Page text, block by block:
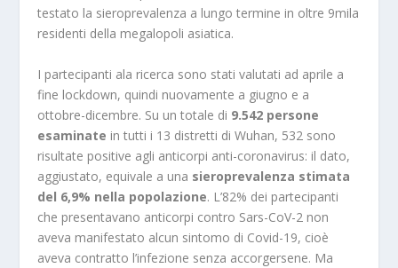
testato la sieroprevalenza a lungo termine in oltre 9mila
residenti della megalopoli asiatica.
I partecipanti ala ricerca sono stati valutati ad aprile a
fine lockdown, quindi nuovamente a giugno e a
ottobre-dicembre. Su un totale di 9.542 persone
esaminate in tutti i 13 distretti di Wuhan, 532 sono
risultate positive agli anticorpi anti-coronavirus: il dato,
aggiustato, equivale a una sieroprevalenza stimata
del 6,9% nella popolazione. L’82% dei partecipanti
che presentavano anticorpi contro Sars-CoV-2 non
aveva manifestato alcun sintomo di Covid-19, cioè
aveva contratto l’infezione senza accorgersene. Ma